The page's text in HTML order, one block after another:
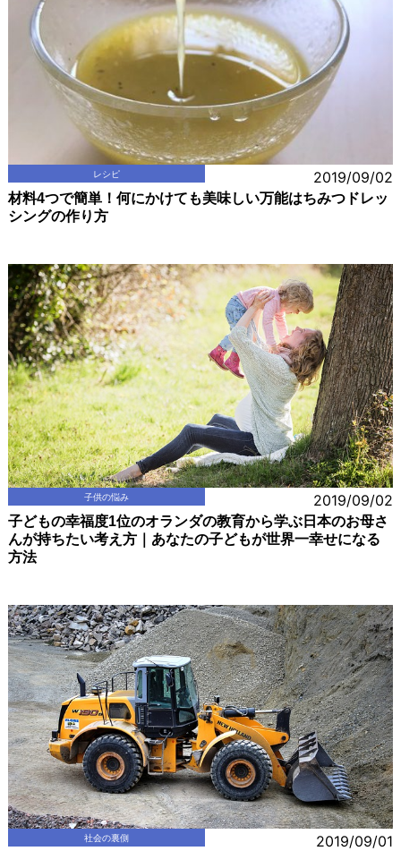
レシピ 2019/09/02
材料4つで簡単！何にかけても美味しい万能はちみつドレッ
シングの作り方
子供の悩み 2019/09/02
子どもの幸福度1位のオランダの教育から学ぶ日本のお母さ
んが持ちたい考え方｜あなたの子どもが世界一幸せになる
方法
社会の裏側 2019/09/01